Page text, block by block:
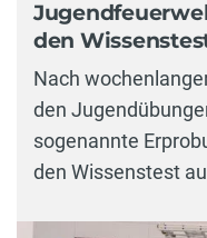
den
Nach
den
sogenannte
den Wissenstest